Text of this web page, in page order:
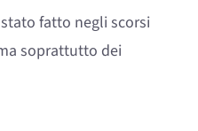
fatto negli scorsi
soprattutto dei